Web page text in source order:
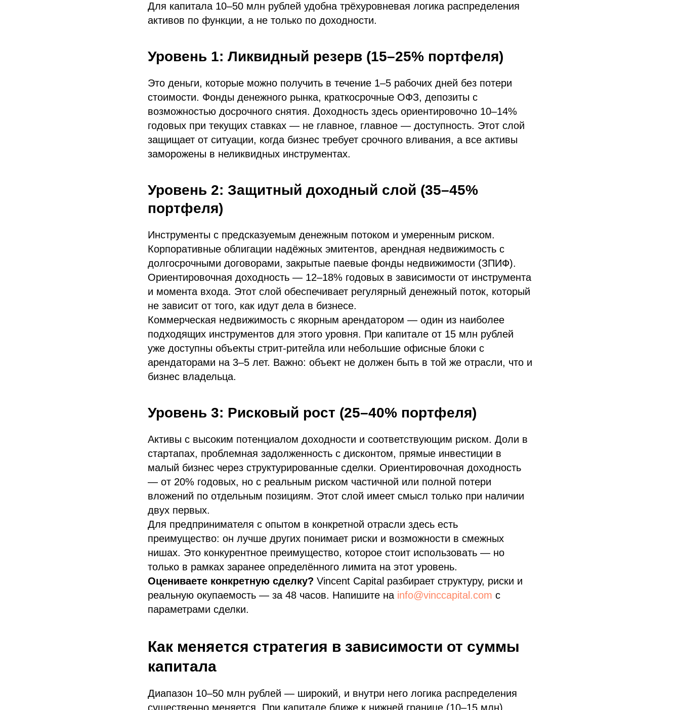
Для капитала 10–50 млн рублей удобна трёхуровневая логика распределения
активов по функции, а не только по доходности.
Уровень 1: Ликвидный резерв (15–25% портфеля)
Это деньги, которые можно получить в течение 1–5 рабочих дней без потери
стоимости. Фонды денежного рынка, краткосрочные ОФЗ, депозиты с
возможностью досрочного снятия. Доходность здесь ориентировочно 10–14%
годовых при текущих ставках — не главное, главное — доступность. Этот слой
защищает от ситуации, когда бизнес требует срочного вливания, а все активы
заморожены в неликвидных инструментах.
Уровень 2: Защитный доходный слой (35–45%
портфеля)
Инструменты с предсказуемым денежным потоком и умеренным риском.
Корпоративные облигации надёжных эмитентов, арендная недвижимость с
долгосрочными договорами, закрытые паевые фонды недвижимости (ЗПИФ).
Ориентировочная доходность — 12–18% годовых в зависимости от инструмента
и момента входа. Этот слой обеспечивает регулярный денежный поток, который
не зависит от того, как идут дела в бизнесе.
Коммерческая недвижимость с якорным арендатором — один из наиболее
подходящих инструментов для этого уровня. При капитале от 15 млн рублей
уже доступны объекты стрит-ритейла или небольшие офисные блоки с
арендаторами на 3–5 лет. Важно: объект не должен быть в той же отрасли, что и
бизнес владельца.
Уровень 3: Рисковый рост (25–40% портфеля)
Активы с высоким потенциалом доходности и соответствующим риском. Доли в
стартапах, проблемная задолженность с дисконтом, прямые инвестиции в
малый бизнес через структурированные сделки. Ориентировочная доходность
— от 20% годовых, но с реальным риском частичной или полной потери
вложений по отдельным позициям. Этот слой имеет смысл только при наличии
двух первых.
Для предпринимателя с опытом в конкретной отрасли здесь есть
преимущество: он лучше других понимает риски и возможности в смежных
нишах. Это конкурентное преимущество, которое стоит использовать — но
только в рамках заранее определённого лимита на этот уровень.
Оцениваете конкретную сделку? Vincent Capital разбирает структуру, риски и
реальную окупаемость — за 48 часов. Напишите на info@vinccapital.com с
параметрами сделки.
Как меняется стратегия в зависимости от суммы
капитала
Диапазон 10–50 млн рублей — широкий, и внутри него логика распределения
существенно меняется. При капитале ближе к нижней границе (10–15 млн)